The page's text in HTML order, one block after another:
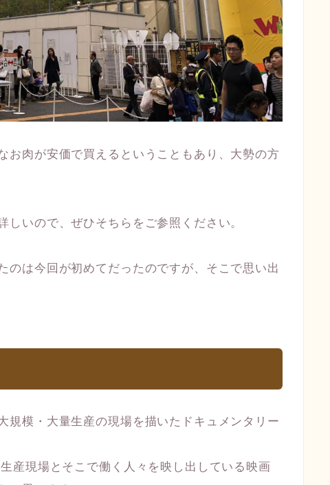
お肉が安価で買えるということもあり、大勢の方
いので、ぜひそちらをご参照ください。
のは今回が初めてだったのですが、そこで思い出
規模・大量生産の現場を描いたドキュメンタリー
産現場とそこで働く人々を映し出している映画